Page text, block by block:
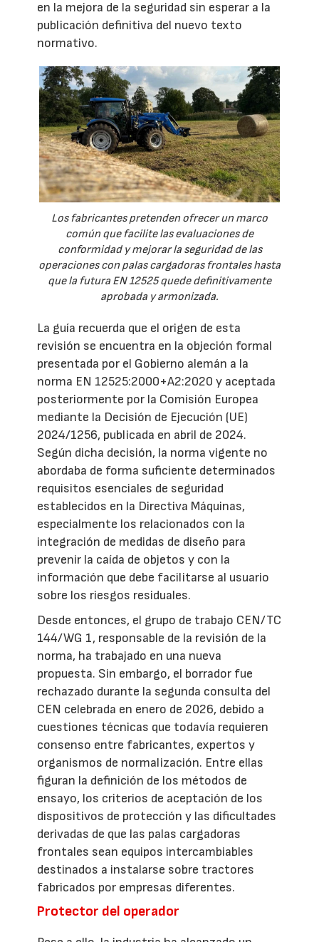
en la mejora de la seguridad sin esperar a la
publicación definitiva del nuevo texto
normativo.
Los fabricantes pretenden ofrecer un marco
común que facilite las evaluaciones de
conformidad y mejorar la seguridad de las
operaciones con palas cargadoras frontales hasta
que la futura EN 12525 quede definitivamente
aprobada y armonizada.
La guía recuerda que el origen de esta
revisión se encuentra en la objeción formal
presentada por el Gobierno alemán a la
norma EN 12525:2000+A2:2020 y aceptada
posteriormente por la Comisión Europea
mediante la Decisión de Ejecución (UE)
2024/1256, publicada en abril de 2024.
Según dicha decisión, la norma vigente no
abordaba de forma suficiente determinados
requisitos esenciales de seguridad
establecidos en la Directiva Máquinas,
especialmente los relacionados con la
integración de medidas de diseño para
prevenir la caída de objetos y con la
información que debe facilitarse al usuario
sobre los riesgos residuales.
Desde entonces, el grupo de trabajo CEN/TC
144/WG 1, responsable de la revisión de la
norma, ha trabajado en una nueva
propuesta. Sin embargo, el borrador fue
rechazado durante la segunda consulta del
CEN celebrada en enero de 2026, debido a
cuestiones técnicas que todavía requieren
consenso entre fabricantes, expertos y
organismos de normalización. Entre ellas
figuran la definición de los métodos de
ensayo, los criterios de aceptación de los
dispositivos de protección y las dificultades
derivadas de que las palas cargadoras
frontales sean equipos intercambiables
destinados a instalarse sobre tractores
fabricados por empresas diferentes.
Protector del operador